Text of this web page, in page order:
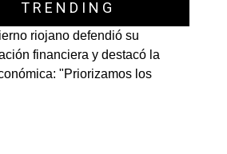
TRENDING